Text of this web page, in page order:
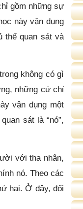
gồm những sự
này vận dụng
thể quan sát và
không có gì
những cử chỉ
vận dụng một
sát là “nó”,
với tha nhân,
nó. Theo các
hai. Ở đây, đối